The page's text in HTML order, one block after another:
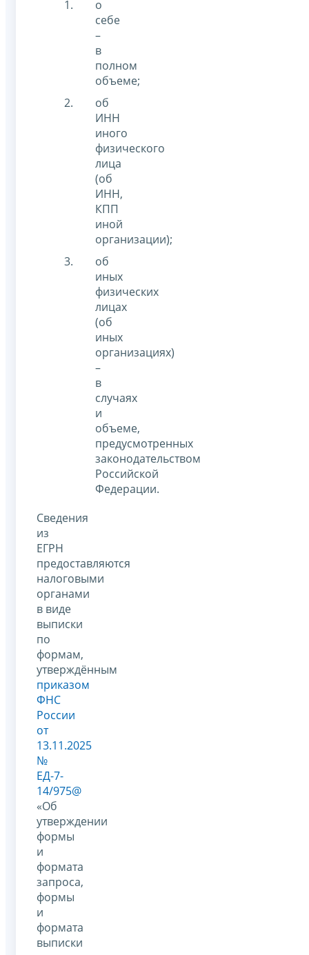
о
себе
–
в
полном
объеме;
об
ИНН
иного
физического
лица
(об
ИНН,
КПП
иной
организации);
об
иных
физических
лицах
(об
иных
организациях)
–
в
случаях
и
объеме,
предусмотренных
законодательством
Российской
Федерации.
Сведения
из
ЕГРН
предоставляются
налоговыми
органами
в виде
выписки
по
формам,
утверждённым
приказом
ФНС
России
от
13.11.2025
№
ЕД-7-
14/975@
«Об
утверждении
формы
и
формата
запроса,
формы
и
формата
выписки